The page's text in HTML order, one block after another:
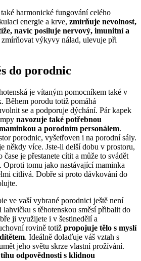
harmonické fungování celého
energie a krve, zmírňuje nevolnost,
navíc posiluje nervový, imunitní a
zmírňovat výkyvy nálad, ulevuje při
do porodnic
je vítaným pomocníkem také v
Během porodu totiž pomáhá
se a podporuje dýchání. Pár kapek
navozuje také potřebnou
a porodním personálem.
porodnic, vyšetřoven i na porodní sály.
někdy více. Jste-li delší dobu v prostoru,
je přestanete cítit a může to svádět
Oproti tomu jako nastávající maminka
citlivá. Dobře si proto dávkování do
ve vaší vybrané porodnici ještě není
lahvičku s těhotenskou směsí přibalit do
ji využijete i v šestinedělí a
rovině totiž propojuje tělo s myslí
. Ideálně dolaďuje váš vztah s
jeho světu skrze vlastní prožívání.
tíhu odpovědnosti s klidnou